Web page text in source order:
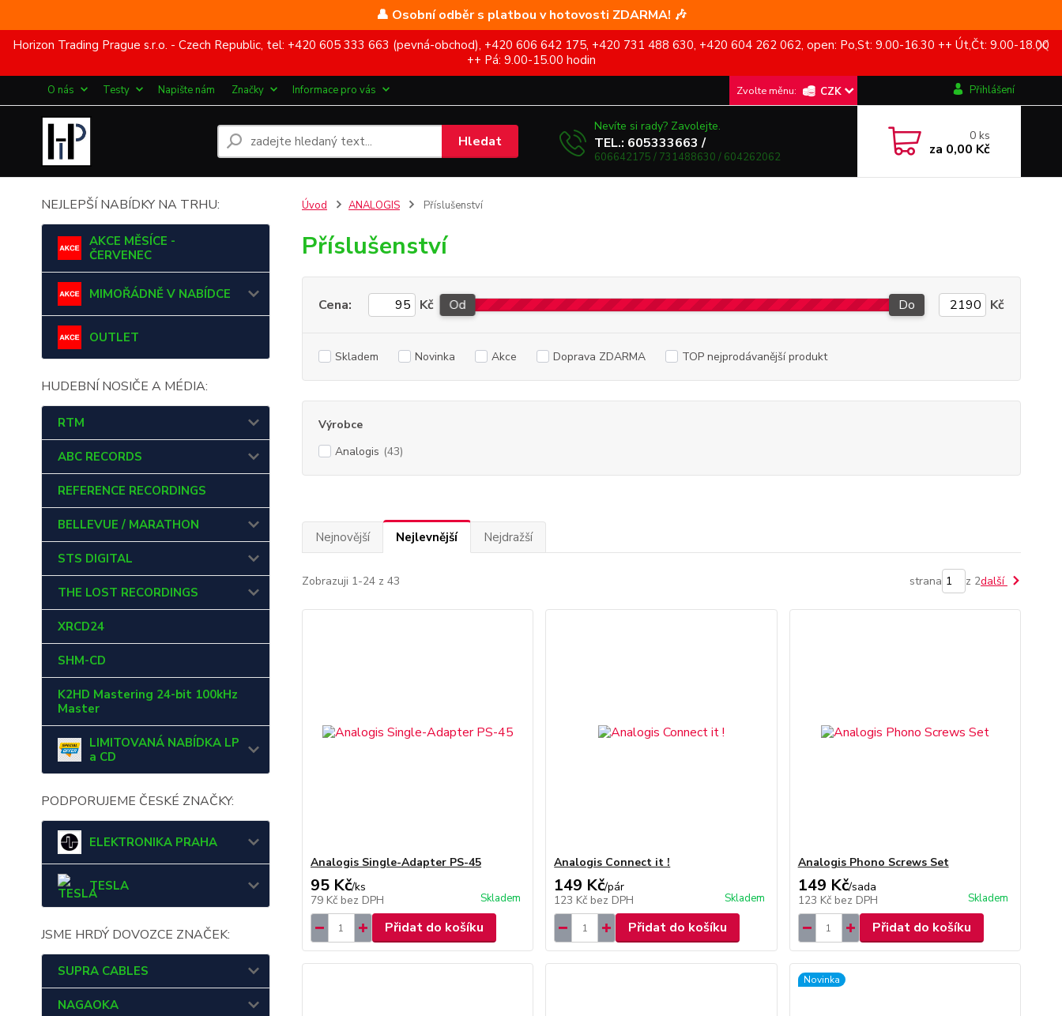
👤 Osobní odběr s platbou v hotovosti ZDARMA! 🎶
Horizon Trading Prague s.r.o. - Czech Republic, tel: +420 605 333 663 (pevná-obchod), +420 606 642 175, +420 731 488 630, +420 604 262 062, open: Po,St: 9.00-16.30 ++ Út,Čt: 9.00-18.00
++ Pá: 9.00-15.00 hodin
O nás Testy Napište nám Značky Informace pro vás CZK Přihlášení
Hledat
Nevíte si rady? Zavolejte.
TEL.: 605333663 /
606642175 / 731488630 / 604262062
0ks
za 0,00 Kč
NEJLEPŠÍ NABÍDKY NA TRHU:
AKCE MĚSÍCE -
ČERVENEC
MIMOŘÁDNĚ V NABÍDCE
OUTLET
HUDEBNÍ NOSIČE A MÉDIA:
RTM
ABC RECORDS
REFERENCE RECORDINGS
BELLEVUE / MARATHON
STS DIGITAL
THE LOST RECORDINGS
XRCD24
SHM-CD
K2HD Mastering 24-bit 100kHz
Master
LIMITOVANÁ NABÍDKA LP
a CD
PODPORUJEME ČESKÉ ZNAČKY:
ELEKTRONIKA PRAHA
TESLA
JSME HRDÝ DOVOZCE ZNAČEK:
SUPRA CABLES
NAGAOKA
Úvod ANALOGIS Příslušenství
Příslušenství
Cena: Kč Od Do Kč
Skladem Novinka Akce Doprava ZDARMA TOP nejprodávanější produkt
Výrobce
Analogis (43)
Nejnovější Nejlevnější Nejdražší
Zobrazuji 1-24 z 43 strana z 2další
Analogis Single-Adapter PS-45
95 Kč/ks
79 Kč bez DPH Skladem
Přidat do košíku
Analogis Connect it !
149 Kč/pár
123 Kč bez DPH Skladem
Přidat do košíku
Analogis Phono Screws Set
149 Kč/sada
123 Kč bez DPH Skladem
Přidat do košíku
Novinka